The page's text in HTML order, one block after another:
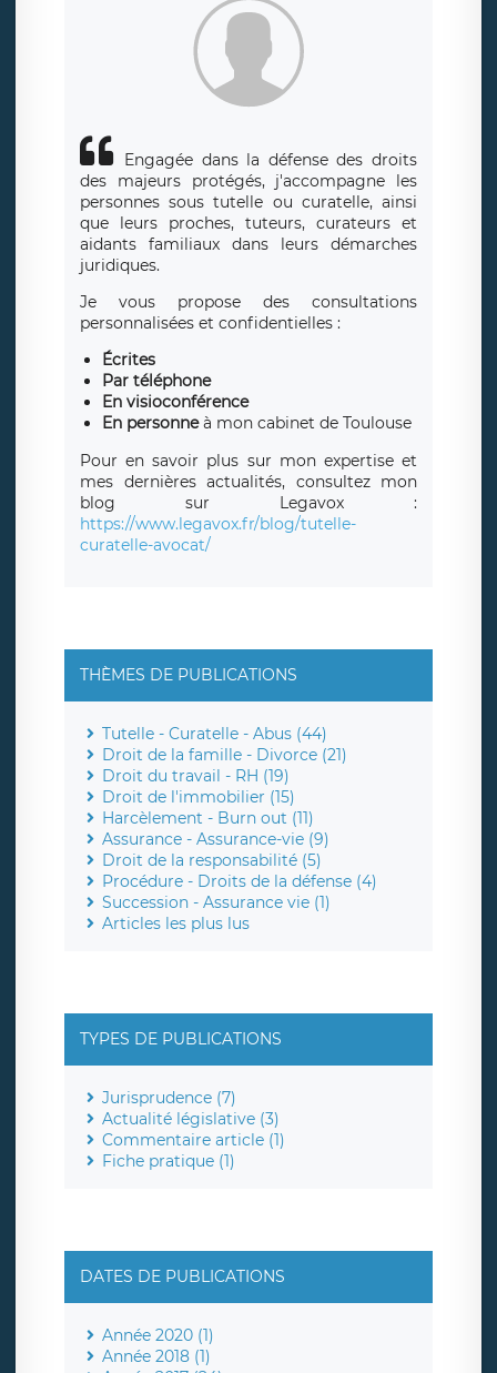
Engagée dans la défense des droits
des majeurs protégés, j'accompagne les
personnes sous tutelle ou curatelle, ainsi
que leurs proches, tuteurs, curateurs et
aidants familiaux dans leurs démarches
juridiques.
Je vous propose des consultations
personnalisées et confidentielles :
Écrites
Par téléphone
En visioconférence
En personneà mon cabinet de Toulouse
Pour en savoir plus sur mon expertise et
mes dernières actualités, consultez mon
blog sur Legavox :
https://www.legavox.fr/blog/tutelle-
curatelle-avocat/
THÈMES DE PUBLICATIONS
Tutelle - Curatelle - Abus (44)
Droit de la famille - Divorce (21)
Droit du travail - RH (19)
Droit de l'immobilier (15)
Harcèlement - Burn out (11)
Assurance - Assurance-vie (9)
Droit de la responsabilité (5)
Procédure - Droits de la défense (4)
Succession - Assurance vie (1)
Articles les plus lus
TYPES DE PUBLICATIONS
Jurisprudence (7)
Actualité législative (3)
Commentaire article (1)
Fiche pratique (1)
DATES DE PUBLICATIONS
Année 2020 (1)
Année 2018 (1)